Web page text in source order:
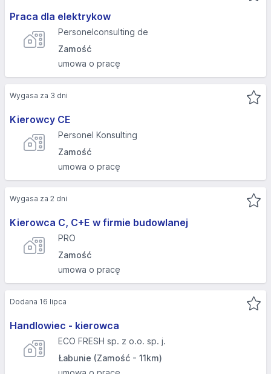
Praca dla elektrykow
Personelconsulting de
Zamość
umowa o pracę
Kierowcy CE
Personel Konsulting
Zamość
umowa o pracę
Wygasa za 3 dni
Kierowca C, C+E w firmie budowlanej
PRO
Zamość
umowa o pracę
Wygasa za 2 dni
Handlowiec - kierowca
ECO FRESH sp. z o.o. sp. j.
Łabunie (Zamość - 11km)
Dodana 16 lipca